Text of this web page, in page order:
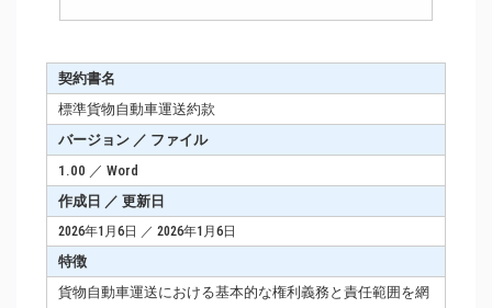
契約書名
標準貨物自動車運送約款
バージョン ／ ファイル
1.00 ／ Word
作成日 ／ 更新日
2026年1月6日 ／ 2026年1月6日
特徴
貨物自動車運送における基本的な権利義務と責任範囲を網